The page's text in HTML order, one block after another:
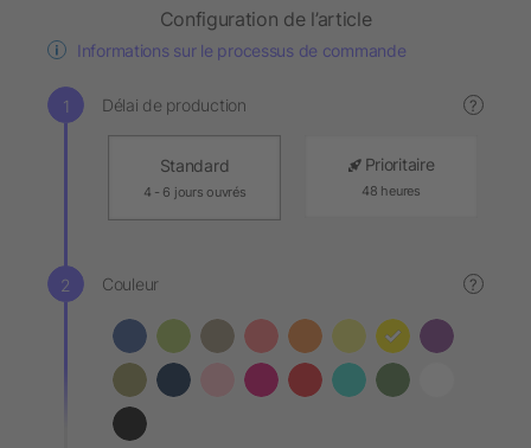
Configuration de l’article
Informations sur le processus de commande
Délai de production ?
Standard
4 - 6 jours ouvrés
Prioritaire
48 heures
Couleur ?